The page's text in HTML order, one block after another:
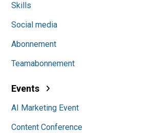
Skills
Social media
Abonnement
Teamabonnement
Events
AI Marketing Event
Content Conference